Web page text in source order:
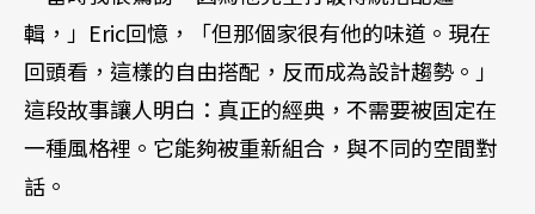
輯，」Eric回憶，「但那個家很有他的味道。現在
回頭看，這樣的自由搭配，反而成為設計趨勢。」
這段故事讓人明白：真正的經典，不需要被固定在
一種風格裡。它能夠被重新組合，與不同的空間對
話。